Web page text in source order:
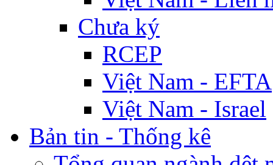
Chưa ký
RCEP
Việt Nam - EFTA
Việt Nam - Israel
Bản tin - Thống kê